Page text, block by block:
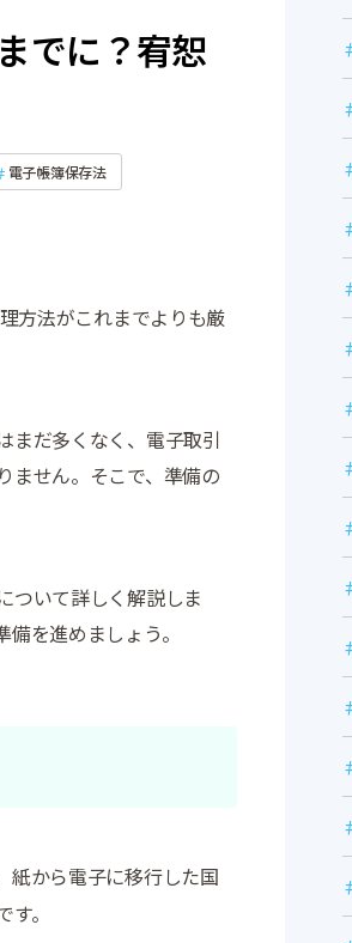
でに？宥恕
電子帳簿保存法
方法がこれまでよりも厳
まだ多くなく、電子取引
ません。そこで、準備の
ついて詳しく解説しま
を進めましょう。
紙から電子に移行した国
。